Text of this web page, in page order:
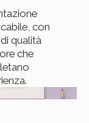
con
qualità
che